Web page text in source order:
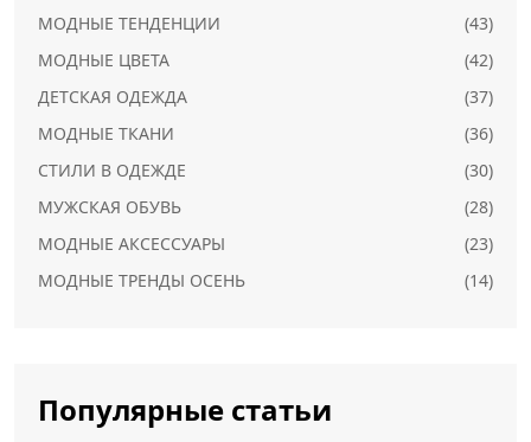
МОДНЫЕ ТЕНДЕНЦИИ
(43)
МОДНЫЕ ЦВЕТА
(42)
ДЕТСКАЯ ОДЕЖДА
(37)
МОДНЫЕ ТКАНИ
(36)
СТИЛИ В ОДЕЖДЕ
(30)
МУЖСКАЯ ОБУВЬ
(28)
МОДНЫЕ АКСЕССУАРЫ
(23)
МОДНЫЕ ТРЕНДЫ ОСЕНЬ
(14)
Популярные статьи